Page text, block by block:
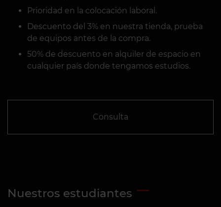
Prioridad en la colocación laboral.
Descuento del 3% en nuestra tienda, prueba
de equipos antes de la compra.
50% de descuento en alquiler de espacio en
cualquier país donde tengamos estudios.
Consulta
Nuestros estudiantes